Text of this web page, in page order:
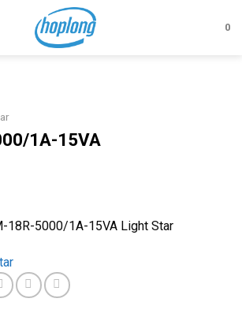
0
1A-15VA
18R-5000/1A-15VA Light Star